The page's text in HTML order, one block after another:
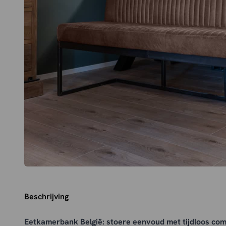
Beschrijving
Eetkamerbank België: stoere eenvoud met tijdloos